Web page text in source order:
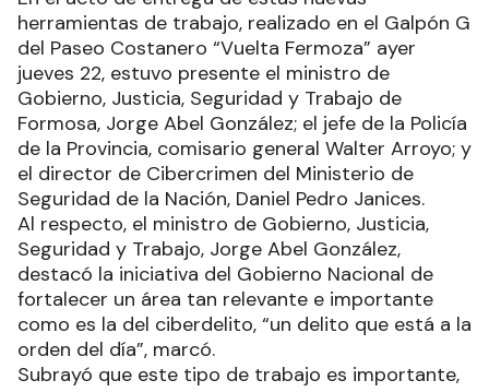
herramientas de trabajo, realizado en el Galpón G
del Paseo Costanero “Vuelta Fermoza” ayer
jueves 22, estuvo presente el ministro de
Gobierno, Justicia, Seguridad y Trabajo de
Formosa, Jorge Abel González; el jefe de la Policía
de la Provincia, comisario general Walter Arroyo; y
el director de Cibercrimen del Ministerio de
Seguridad de la Nación, Daniel Pedro Janices.
Al respecto, el ministro de Gobierno, Justicia,
Seguridad y Trabajo, Jorge Abel González,
destacó la iniciativa del Gobierno Nacional de
fortalecer un área tan relevante e importante
como es la del ciberdelito, “un delito que está a la
orden del día”, marcó.
Subrayó que este tipo de trabajo es importante,